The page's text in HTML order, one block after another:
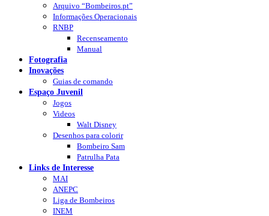
Arquivo “Bombeiros.pt”
Informações Operacionais
RNBP
Recenseamento
Manual
Fotografia
Inovações
Guias de comando
Espaço Juvenil
Jogos
Videos
Walt Disney
Desenhos para colorir
Bombeiro Sam
Patrulha Pata
Links de Interesse
MAI
ANEPC
Liga de Bombeiros
INEM